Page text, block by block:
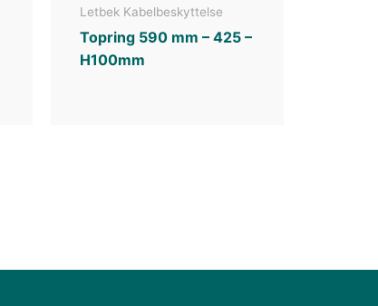
Letbek Kabelbeskyttelse
Topring 590 mm – 425 –
H100mm